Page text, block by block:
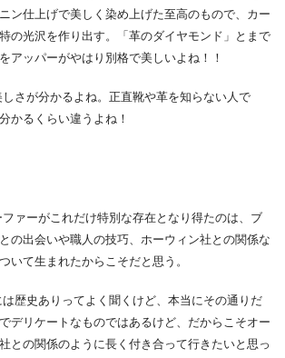
ン仕上げで美しく染め上げた至高のもので、カー
の光沢を作り出す。「革のダイヤモンド」とまで
アッパーがやはり別格で美しいよね！！
さが分かるよね。正直靴や革を知らない人で
かるくらい違うよね！
ァーがこれだけ特別な存在となり得たのは、ブ
の出会いや職人の技巧、ホーウィン社との関係な
いて生まれたからこそだと思う。
歴史ありってよく聞くけど、本当にその通りだ
デリケートなものではあるけど、だからこそオー
との関係のように長く付き合って行きたいと思っ